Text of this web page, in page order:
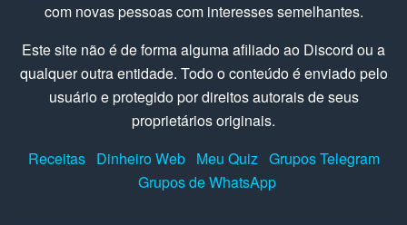
com novas pessoas com interesses semelhantes.
Este site não é de forma alguma afiliado ao Discord ou a
qualquer outra entidade. Todo o conteúdo é enviado pelo
usuário e protegido por direitos autorais de seus
proprietários originais.
Receitas Dinheiro Web Meu Quiz Grupos Telegram
Grupos de WhatsApp